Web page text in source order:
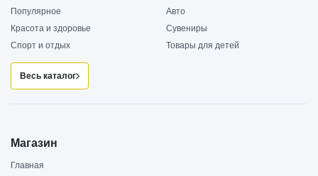
Популярное
Авто
Красота и здоровье
Сувениры
Спорт и отдых
Товары для детей
Весь каталог
Магазин
Главная